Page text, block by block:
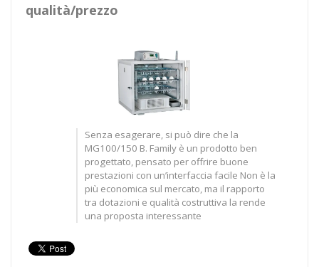
qualità/prezzo
Senza esagerare, si può dire che la
MG100/150 B. Family è un prodotto ben
progettato, pensato per offrire buone
prestazioni con un’interfaccia facile Non è la
più economica sul mercato, ma il rapporto
tra dotazioni e qualità costruttiva la rende
una proposta interessante